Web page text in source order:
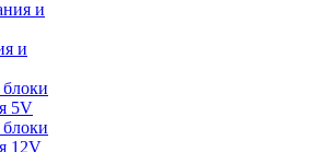
и
5V
12V